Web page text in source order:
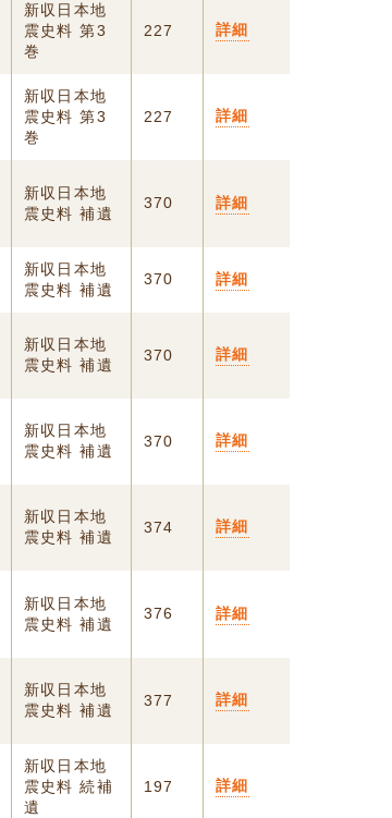
新収日本地
震史料 第3
巻
227 詳細
新収日本地
震史料 第3
巻
227 詳細
新収日本地
震史料 補遺
370 詳細
新収日本地
震史料 補遺
370 詳細
新収日本地
震史料 補遺
370 詳細
新収日本地
震史料 補遺
370 詳細
新収日本地
震史料 補遺
374 詳細
新収日本地
震史料 補遺
376 詳細
新収日本地
震史料 補遺
377 詳細
新収日本地
震史料 続補
遺
197 詳細